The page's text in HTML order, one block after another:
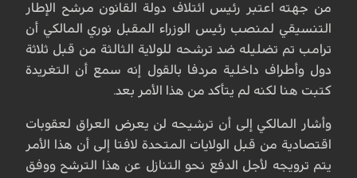
من جهته اعتبر رئيس ائتلاف دولة القانون مرشح الإطار
التنسيقي لمنصب رئيس الوزراء المقبل نوري المالكي أن
ترامب تم تضليله ضد ترشحه للولاية الثالثة من قبل ثلاثة
دول وأطراف داخلية مردفا بالقول إنه سمع أن التغريدة
كتبت هنا لكنه لم يتأكد من هذا الأمر بعد.
وأشار المالكي إلى أن ترشيحه لن يعرض العراق لعقوبات
اقتصادية من قبل الولايات المتحدة لافتا إلى أن هذا الأمر
يتم ترويجه لأجل الدفع نحو التنازل عن هذا الترشح ووفق